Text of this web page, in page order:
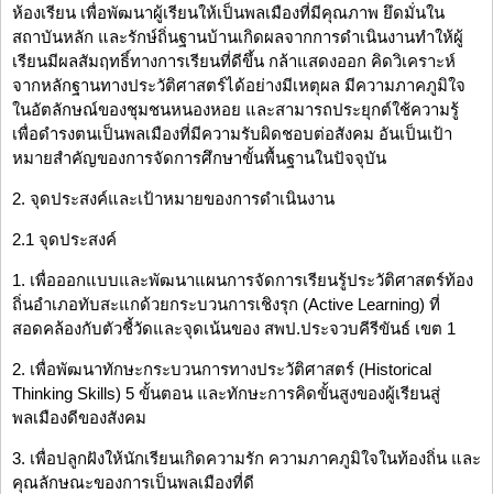
ห้องเรียน เพื่อพัฒนาผู้เรียนให้เป็นพลเมืองที่มีคุณภาพ ยึดมั่นใน
สถาบันหลัก และรักษ์ถิ่นฐานบ้านเกิดผลจากการดำเนินงานทำให้ผู้
เรียนมีผลสัมฤทธิ์ทางการเรียนที่ดีขึ้น กล้าแสดงออก คิดวิเคราะห์
จากหลักฐานทางประวัติศาสตร์ได้อย่างมีเหตุผล มีความภาคภูมิใจ
ในอัตลักษณ์ของชุมชนหนองหอย และสามารถประยุกต์ใช้ความรู้
เพื่อดำรงตนเป็นพลเมืองที่มีความรับผิดชอบต่อสังคม อันเป็นเป้า
หมายสำคัญของการจัดการศึกษาขั้นพื้นฐานในปัจจุบัน
2. จุดประสงค์และเป้าหมายของการดำเนินงาน
2.1 จุดประสงค์
1. เพื่อออกแบบและพัฒนาแผนการจัดการเรียนรู้ประวัติศาสตร์ท้อง
ถิ่นอำเภอทับสะแกด้วยกระบวนการเชิงรุก (Active Learning) ที่
สอดคล้องกับตัวชี้วัดและจุดเน้นของ สพป.ประจวบคีรีขันธ์ เขต 1
2. เพื่อพัฒนาทักษะกระบวนการทางประวัติศาสตร์ (Historical
Thinking Skills) 5 ขั้นตอน และทักษะการคิดขั้นสูงของผู้เรียนสู่
พลเมืองดีของสังคม
3. เพื่อปลูกฝังให้นักเรียนเกิดความรัก ความภาคภูมิใจในท้องถิ่น และ
คุณลักษณะของการเป็นพลเมืองที่ดี